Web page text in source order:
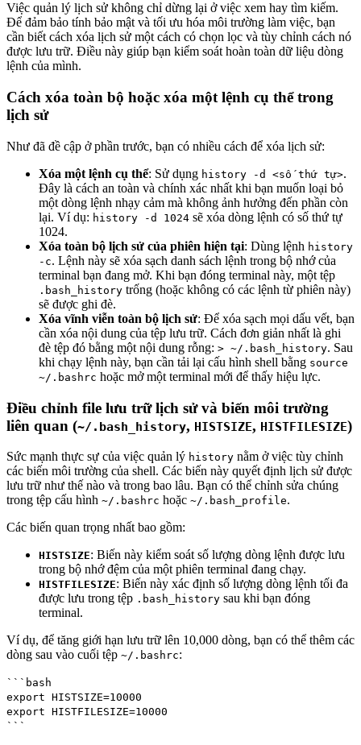
Việc quản lý lịch sử không chỉ dừng lại ở việc xem hay tìm kiếm.
Để đảm bảo tính bảo mật và tối ưu hóa môi trường làm việc, bạn
cần biết cách xóa lịch sử một cách có chọn lọc và tùy chỉnh cách nó
được lưu trữ. Điều này giúp bạn kiểm soát hoàn toàn dữ liệu dòng
lệnh của mình.
Cách xóa toàn bộ hoặc xóa một lệnh cụ thể trong
lịch sử
Như đã đề cập ở phần trước, bạn có nhiều cách để xóa lịch sử:
Xóa một lệnh cụ thể: Sử dụng history -d <số thứ tự>.
Đây là cách an toàn và chính xác nhất khi bạn muốn loại bỏ
một dòng lệnh nhạy cảm mà không ảnh hưởng đến phần còn
lại. Ví dụ: history -d 1024 sẽ xóa dòng lệnh có số thứ tự
1024.
Xóa toàn bộ lịch sử của phiên hiện tại: Dùng lệnh history
-c. Lệnh này sẽ xóa sạch danh sách lệnh trong bộ nhớ của
terminal bạn đang mở. Khi bạn đóng terminal này, một tệp
.bash_history trống (hoặc không có các lệnh từ phiên này)
sẽ được ghi đè.
Xóa vĩnh viễn toàn bộ lịch sử: Để xóa sạch mọi dấu vết, bạn
cần xóa nội dung của tệp lưu trữ. Cách đơn giản nhất là ghi
đè tệp đó bằng một nội dung rỗng: > ~/.bash_history. Sau
khi chạy lệnh này, bạn cần tải lại cấu hình shell bằng source
~/.bashrc hoặc mở một terminal mới để thấy hiệu lực.
Điều chỉnh file lưu trữ lịch sử và biến môi trường
liên quan (~/.bash_history, HISTSIZE, HISTFILESIZE)
Sức mạnh thực sự của việc quản lý history nằm ở việc tùy chỉnh
các biến môi trường của shell. Các biến này quyết định lịch sử được
lưu trữ như thế nào và trong bao lâu. Bạn có thể chỉnh sửa chúng
trong tệp cấu hình ~/.bashrc hoặc ~/.bash_profile.
Các biến quan trọng nhất bao gồm:
HISTSIZE: Biến này kiểm soát số lượng dòng lệnh được lưu
trong bộ nhớ đệm của một phiên terminal đang chạy.
HISTFILESIZE: Biến này xác định số lượng dòng lệnh tối đa
được lưu trong tệp .bash_history sau khi bạn đóng
terminal.
Ví dụ, để tăng giới hạn lưu trữ lên 10,000 dòng, bạn có thể thêm các
dòng sau vào cuối tệp ~/.bashrc:
```bash
export HISTSIZE=10000
export HISTFILESIZE=10000
```